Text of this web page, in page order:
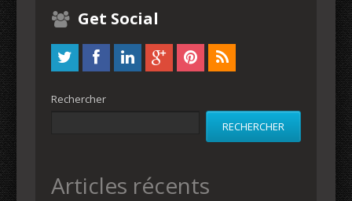
Get Social
Rechercher
RECHERCHER
Articles récents